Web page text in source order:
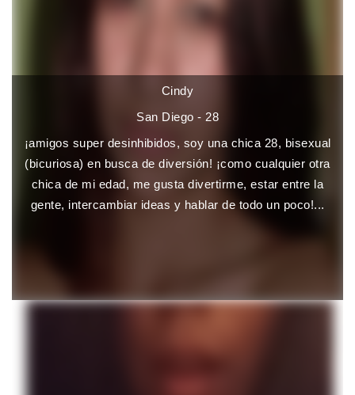
Cindy
San Diego - 28
¡amigos super desinhibidos, soy una chica 28, bisexual
(bicuriosa) en busca de diversión! ¡como cualquier otra
chica de mi edad, me gusta divertirme, estar entre la
gente, intercambiar ideas y hablar de todo un poco!...